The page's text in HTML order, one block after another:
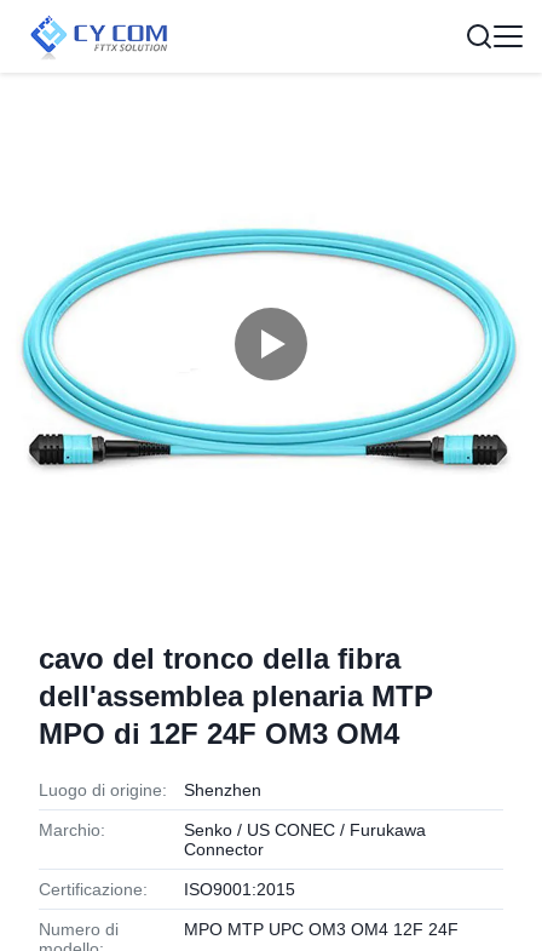
cavo del tronco della fibra
dell'assemblea plenaria MTP
MPO di 12F 24F OM3 OM4
Luogo di origine: Shenzhen
Marchio:
Senko / US CONEC / Furukawa
Connector
Certificazione: ISO9001:2015
Numero di
MPO MTP UPC OM3 OM4 12F 24F